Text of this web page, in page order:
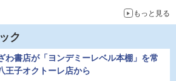
もっと見る
ク
わ書店が「ヨンデミーレベル本棚」を常
王子オクトーレ店から